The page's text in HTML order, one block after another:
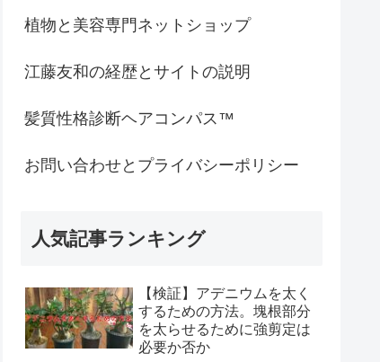
植物と美容専門ネットショップ
江藤友和の経歴とサイトの説明
髪質性格診断ヘアコンパス™︎
お問い合わせとプライバシーポリシー
人気記事ランキング
【検証】アデニウムを太く
するための方法。塊根部分
を太らせるために強剪定は
必要か否か